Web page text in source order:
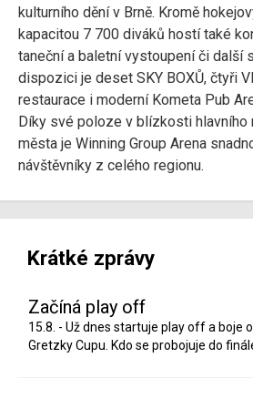
kulturního dění v Brně. Kromě
kapacitou 7 700 diváků hostí také
taneční a baletní vystoupení či další
dispozici je deset SKY BOXŮ, čtyři
restaurace i moderní Kometa Pub
Díky své poloze v blízkosti hlavního
města je Winning Group Arena
návštěvníky z celého regionu.
Krátké zprávy
Začíná play off
15.8. - Už dnes startuje play off a boje
Gretzky Cupu. Kdo se probojuje do